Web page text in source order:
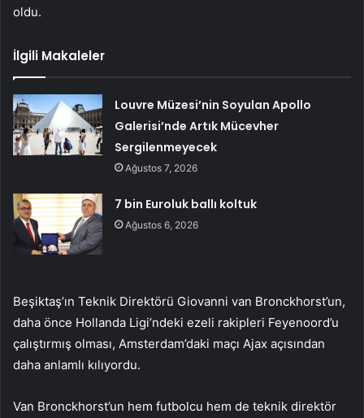
oldu.
İlgili Makaleler
Louvre Müzesi’nin Soyulan Apollo
Galerisi’nde Artık Mücevher
Sergilenmeyecek
Ağustos 7, 2026
7 bin Euroluk ballı koltuk
Ağustos 6, 2026
Beşiktaş’ın Teknik Direktörü Giovanni van Bronckhorst’un,
daha önce Hollanda Ligi’ndeki ezeli rakipleri Feyenoord’u
çalıştırmış olması, Amsterdam’daki maçı Ajax açısından
daha anlamlı kılıyordu.
Van Bronckhorst’un hem futbolcu hem de teknik direktör